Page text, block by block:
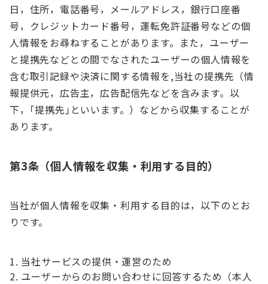
日，住所，電話番号，メールアドレス，銀行口座番
号，クレジットカード番号，運転免許証番号などの個
人情報をお尋ねすることがあります。また，ユーザー
と提携先などとの間でなされたユーザーの個人情報を
含む取引記録や決済に関する情報を,当社の提携先（情
報提供元，広告主，広告配信先などを含みます。以
下，｢提携先｣といいます。）などから収集することが
あります。
第3条（個人情報を収集・利用する目的）
当社が個人情報を収集・利用する目的は，以下のとお
りです。
当社サービスの提供・運営のため
ユーザーからのお問い合わせに回答するため（本人